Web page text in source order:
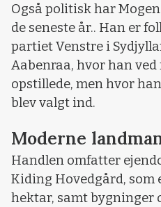
Også politisk har
de seneste år.. Han er
partiet Venstre i
Aabenraa, hvor han
opstillede, men hvor
blev valgt ind.
Moderne
Handlen omfatter
Kiding Hovedgård, som
hektar, samt bygninger